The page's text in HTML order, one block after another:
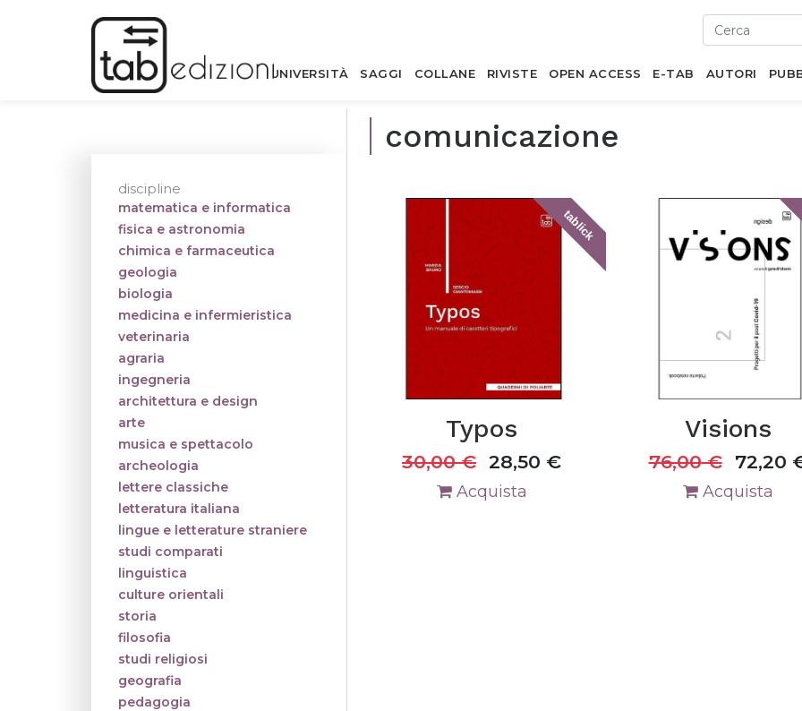
UNIVERSITÀ SAGGI COLLANE RIVISTE OPEN ACCESS E-TAB AUTORI
comunicazione
discipline
matematica e informatica
fisica e astronomia
chimica e farmaceutica
geologia
biologia
medicina e infermieristica
veterinaria
agraria
ingegneria
architettura e design
arte
musica e spettacolo
archeologia
lettere classiche
letteratura italiana
lingue e letterature straniere
studi comparati
linguistica
culture orientali
storia
filosofia
studi religiosi
geografia
pedagogia
tablick
Typos
30,00€ 28,50 €
Acquista
Visions
76,00€ 72,20
Acquista